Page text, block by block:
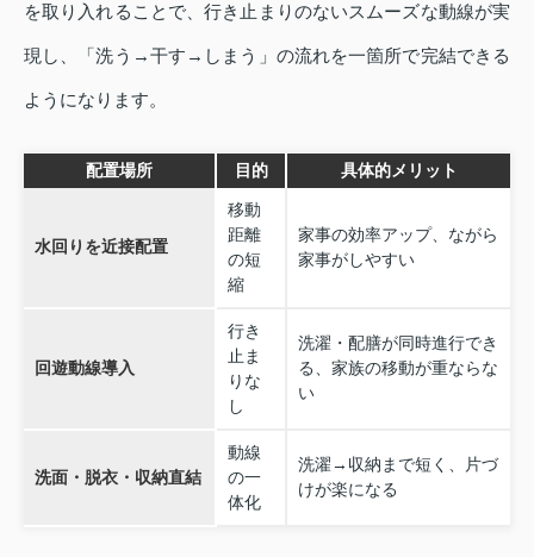
を取り入れることで、行き止まりのないスムーズな動線が実
現し、「洗う→干す→しまう」の流れを一箇所で完結できる
ようになります。
配置場所 目的 具体的メリット
水回りを近接配置
移動
距離
の短
縮
家事の効率アップ、ながら
家事がしやすい
回遊動線導入
行き
止ま
りな
し
洗濯・配膳が同時進行でき
る、家族の移動が重ならな
い
洗面・脱衣・収納直結
動線
の一
体化
洗濯→収納まで短く、片づ
けが楽になる